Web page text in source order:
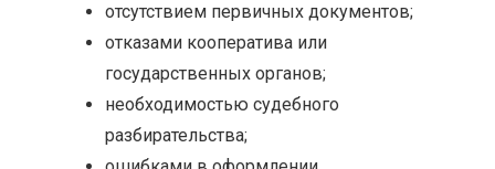
отсутствием первичных документов;
отказами кооператива или
государственных органов;
необходимостью судебного
разбирательства;